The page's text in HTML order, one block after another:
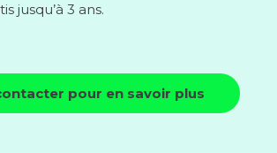
jusqu’à 3 ans.
pour en savoir plus